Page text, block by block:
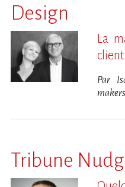
Design
La
client
Par
makers
Tribune